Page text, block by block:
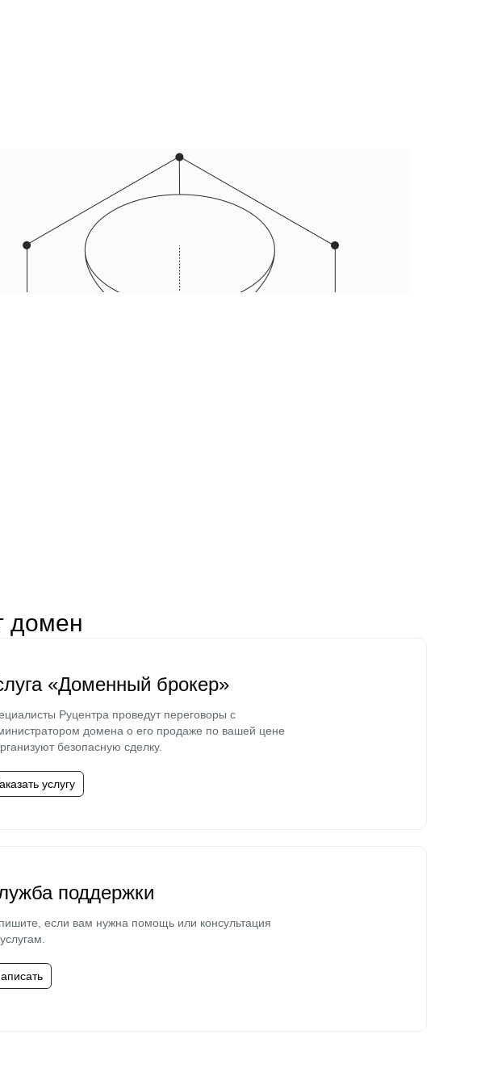
домен
«Доменный брокер»
Руцентра проведут переговоры с
домена о его продаже по вашей цене
безопасную сделку.
услугу
поддержки
если вам нужна помощь или консультация